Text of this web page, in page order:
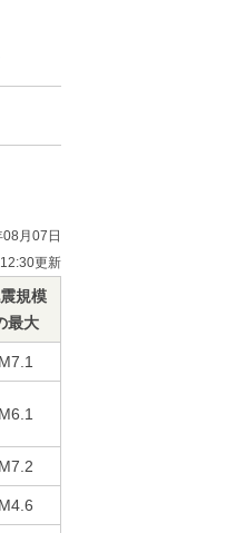
月07日
更新
規模
最大
M7.1
M6.1
M7.2
M4.6